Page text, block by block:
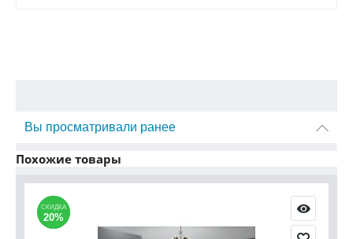
Вы просматривали ранее
Похожие товары
СКИДКА
20%
СКИДКА
20%